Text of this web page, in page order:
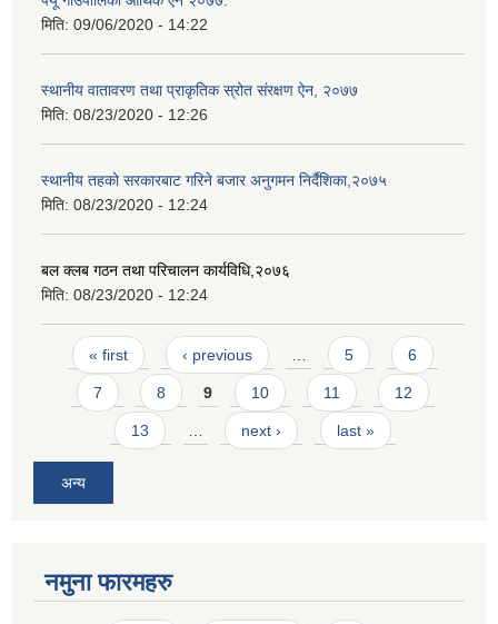
मिति: 09/06/2020 - 14:22
स्थानीय वातावरण तथा प्राकृतिक स्रोत संरक्षण ऐन, २०७७
मिति: 08/23/2020 - 12:26
स्थानीय तहको सरकारबाट गरिने बजार अनुगमन निर्दैशिका,२०७५
मिति: 08/23/2020 - 12:24
बल क्लब गठन तथा परिचालन कार्यविधि,२०७६
मिति: 08/23/2020 - 12:24
Pages
« first ‹ previous … 5 6
7 8 9 10 11 12
13 … next › last »
अन्य
नमुना फारमहरु